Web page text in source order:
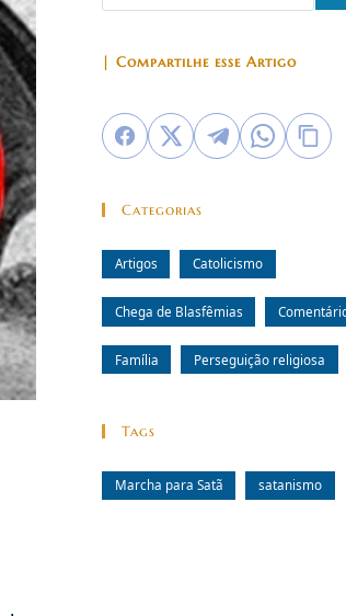
| Compartilhe esse Artigo
Categorias
Artigos Catolicismo
Chega de Blasfêmias
Família Perseguição religiosa
Tags
Marcha para Satã satanismo